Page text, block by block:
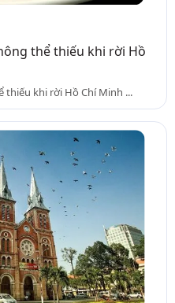
thể thiếu khi rời Hồ
thiếu khi rời Hồ Chí Minh ...